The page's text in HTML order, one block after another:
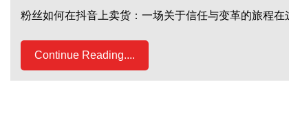
粉丝如何在抖音上卖货：一场关于信任与变革的旅程
Continue Reading....